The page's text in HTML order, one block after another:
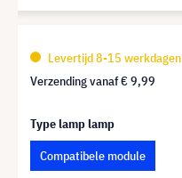
Levertijd 8-15 werkdagen
Verzending vanaf€ 9,99
Type lamp lamp
Compatibele module